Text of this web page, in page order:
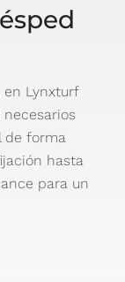
en Lynxturf
de forma
hasta
para un